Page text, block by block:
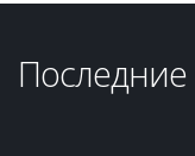
Последние